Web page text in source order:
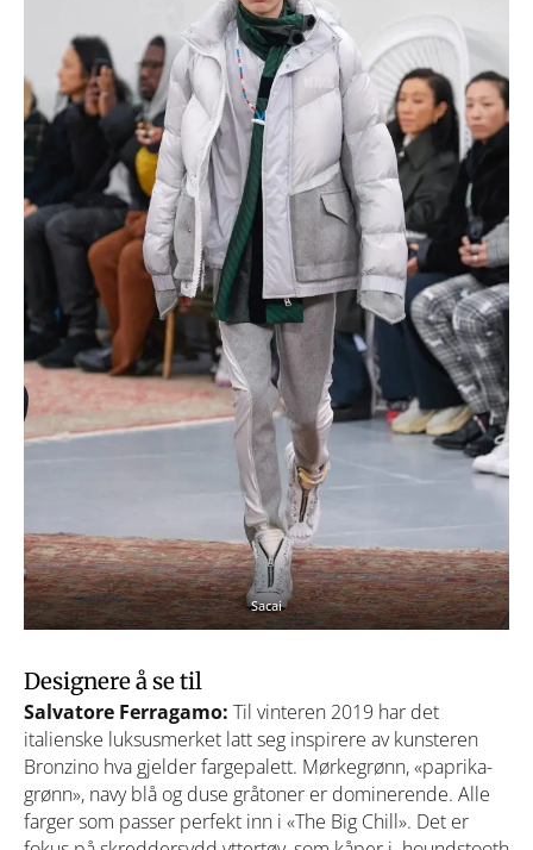
Sacai
Designere å se til
Salvatore Ferragamo: Til vinteren 2019 har det
italienske luksusmerket latt seg inspirere av kunsteren
Bronzino hva gjelder fargepalett. Mørkegrønn, «paprika-
grønn», navy blå og duse gråtoner er dominerende. Alle
farger som passer perfekt inn i «The Big Chill». Det er